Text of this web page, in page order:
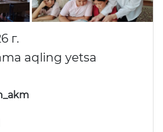
г.
aqling yetsa